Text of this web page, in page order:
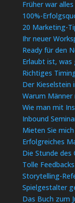
Früher war
100%-
20 Marketing-
Ihr neuer
Ready für den
Erlaubt ist, was
Richtiges
Der Kieselstein
Warum Männer
Wie man mit
Inbound
Mieten Sie
Erfolgreiches
Die Stunde des
Tolle
Storytelling-
Spielgestalter
Das Buch zum